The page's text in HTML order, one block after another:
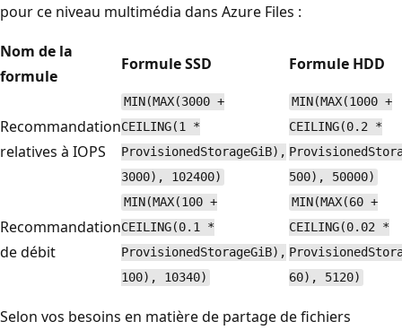
pour ce niveau multimédia dans Azure Files :
Nom de la
formule
Formule SSD Formule HDD
Recommandation
relatives à IOPS
MIN(MAX(3000 +
CEILING(1 *
ProvisionedStorageGiB),
3000), 102400)
MIN(MAX(1000 +
CEILING(0.2 *
500), 50000)
Recommandation
de débit
MIN(MAX(100 +
CEILING(0.1 *
ProvisionedStorageGiB),
100), 10340)
MIN(MAX(60 +
CEILING(0.02 *
60), 5120)
Selon vos besoins en matière de partage de fichiers